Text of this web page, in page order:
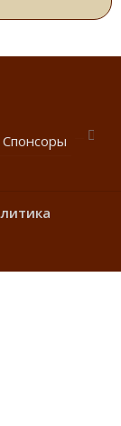
Спонсоры